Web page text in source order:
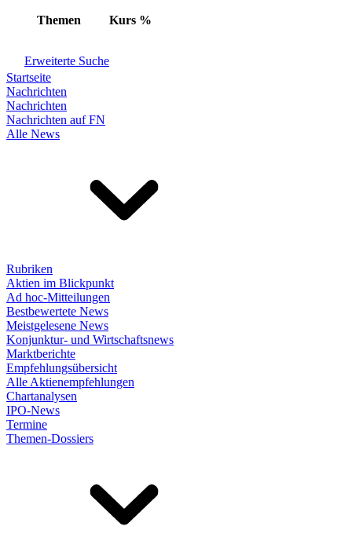
Themen Kurs %
Erweiterte Suche
Startseite
Nachrichten
Nachrichten
Nachrichten auf FN
Alle News
Rubriken
Aktien im Blickpunkt
Ad hoc-Mitteilungen
Bestbewertete News
Meistgelesene News
Konjunktur- und Wirtschaftsnews
Marktberichte
Empfehlungsübersicht
Alle Aktienempfehlungen
Chartanalysen
IPO-News
Termine
Themen-Dossiers